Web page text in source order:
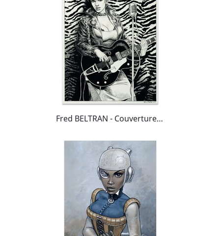
Fred BELTRAN - Couverture Magazine Spirou